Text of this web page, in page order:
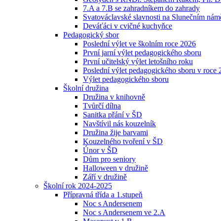
7.A a 7.B se zahradníkem do zahrady
Svatováclavské slavnosti na Slunečním
Deváťáci v cvičné kuchyňce
Pedagogický sbor
Poslední výlet ve školním roce 2026
První jarní výlet pedagogického sboru
První učitelský výlet letošního roku
Poslední výlet pedagogického sboru v roce
Výlet pedagogického sboru
Školní družina
Družina v knihovně
Tvůrčí dílna
Sanitka přání v ŠD
Navštívil nás kouzelník
Družina žije barvami
Kouzelného tvoření v ŠD
Únor v ŠD
Dům pro seniory
Halloween v družině
Září v družině
Školní rok 2024-2025
Přípravná třída a 1.stupeň
Noc s Andersenem
Noc s Andersenem ve 2.A